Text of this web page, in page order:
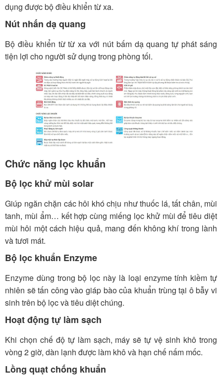
dụng được bộ điều khiển từ xa.
Nút nhấn dạ quang
Bộ điều khiển từ từ xa với nút bấm dạ quang tự phát sáng
tiện lợi cho người sử dụng trong phòng tối.
Chức năng lọc khuẩn
Bộ lọc khử mùi solar
Giúp ngăn chặn các hôi khó chịu như thuốc lá, tất chân, mùi
tanh, mùi ẩm… kết hợp cùng miếng lọc khử mùi để tiêu diệt
mùi hôi một cách hiệu quả, mang đến không khí trong lành
và tươi mát.
Bộ lọc khuẩn Enzyme
Enzyme dùng trong bộ lọc này là loại enzyme tính kiềm tự
nhiên sẽ tấn công vào giáp bào của khuẩn trùng tại ô bẫy vi
sinh trên bộ lọc và tiêu diệt chúng.
Hoạt động tự làm sạch
Khi chọn chế độ tự làm sạch, máy sẽ tự vệ sinh khô trong
vòng 2 giờ, dàn lạnh được làm khô và hạn chế nấm mốc.
Lồng quạt chống khuẩn